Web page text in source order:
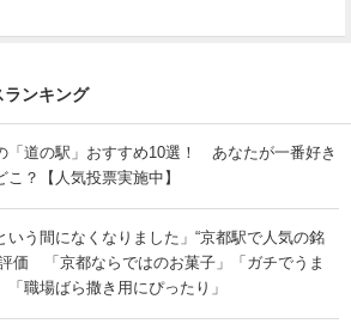
ランキング
「道の駅」おすすめ10選！ あなたが一番好き
こ？【人気投票実施中】
いう間になくなりました」“京都駅で人気の銘
価 「京都ならではのお菓子」「ガチでうま
「職場ばら撒き用にぴったり」